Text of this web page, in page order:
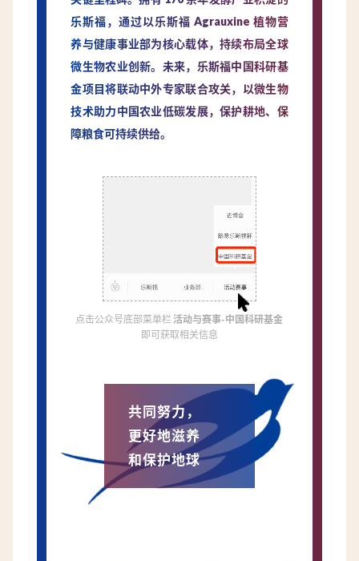
乐斯福，通过以乐斯福 Agrauxine 植物营
养与健康事业部为核心载体，持续布局全球
微生物农业创新。未来，乐斯福中国科研基
金项目将联动中外专家联合攻关，以微生物
技术助力中国农业低碳发展，保护耕地、保
障粮食可持续供给。
点击公众号底部菜单栏活动与赛事-中国科研基金
即可获取相关信息
共同努力，
更好地滋养
和保护地球